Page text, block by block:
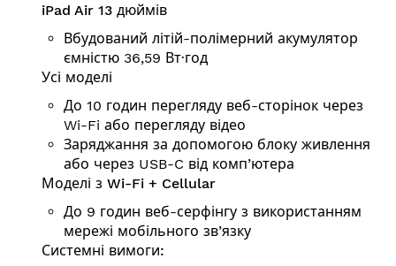
iPad Air 13 дюймів
Вбудований літій-полімерний акумулятор
ємністю 36,59 Вт·год
Усі моделі
До 10 годин перегляду веб-сторінок через
Wi-Fi або перегляду відео
Заряджання за допомогою блоку живлення
або через USB-C від комп’ютера
Моделі з Wi-Fi + Cellular
До 9 годин веб-серфінгу з використанням
мережі мобільного зв’язку
Системні вимоги: